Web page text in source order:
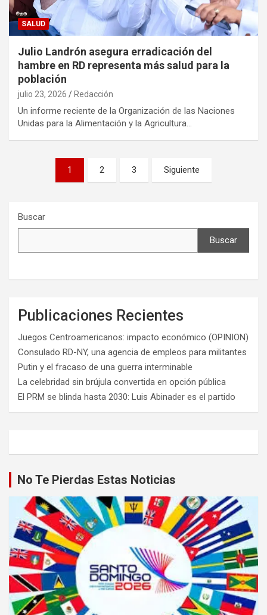
SALUD
Julio Landrón asegura erradicación del
hambre en RD representa más salud para la
población
julio 23, 2026 Redacción
Un informe reciente de la Organización de las Naciones
Unidas para la Alimentación y la Agricultura…
Paginación
1 2 3 Siguiente
Buscar
Buscar
Publicaciones Recientes
Juegos Centroamericanos: impacto económico (OPINION)
Consulado RD-NY, una agencia de empleos para militantes
Putin y el fracaso de una guerra interminable
La celebridad sin brújula convertida en opción pública
El PRM se blinda hasta 2030: Luis Abinader es el partido
No Te Pierdas Estas Noticias